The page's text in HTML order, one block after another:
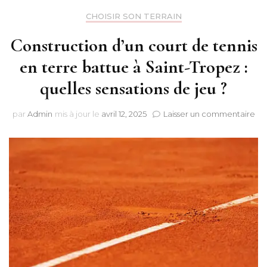
CHOISIR SON TERRAIN
Construction d’un court de tennis
en terre battue à Saint-Tropez :
quelles sensations de jeu ?
par Admin mis à jour le avril 12, 2025 Laisser un commentairesur
à